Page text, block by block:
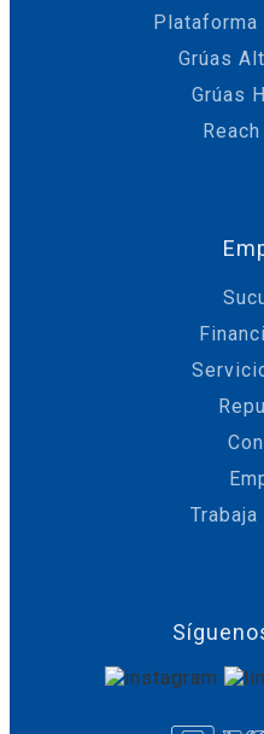
Plataforma
Grúas
Grúas
Trabaja